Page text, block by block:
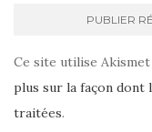
Ce site utilise
plus sur la façon dont
traitées.